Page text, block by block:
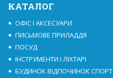
КАТАЛОГ
ОФІС І АКСЕСУАРИ
ПИСЬМОВЕ ПРИЛАДДЯ
ПОСУД
ІНСТРУМЕНТИ І ЛІХТАРІ
БУДИНОК ВІДПОЧИНОК СПОРТ